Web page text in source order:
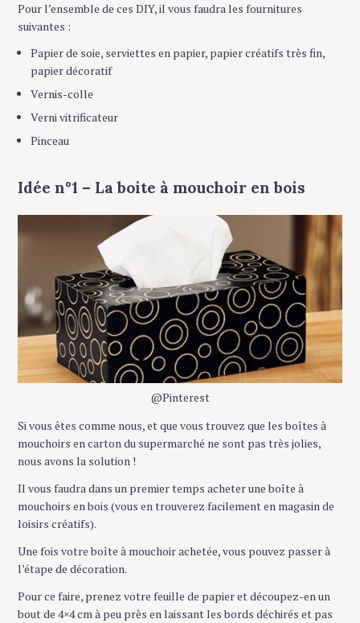
Pour l’ensemble de ces DIY, il vous faudra les fournitures
suivantes :
Papier de soie, serviettes en papier, papier créatifs très fin,
papier décoratif
Vernis-colle
Verni vitrificateur
Pinceau
Idée n°1 – La boite à mouchoir en bois
@Pinterest
Si vous êtes comme nous, et que vous trouvez que les boîtes à
mouchoirs en carton du supermarché ne sont pas très jolies,
nous avons la solution !
Il vous faudra dans un premier temps acheter une boîte à
mouchoirs en bois (vous en trouverez facilement en magasin de
loisirs créatifs).
Une fois votre boîte à mouchoir achetée, vous pouvez passer à
l’étape de décoration.
Pour ce faire, prenez votre feuille de papier et découpez-en un
bout de 4×4 cm à peu près en laissant les bords déchirés et pas